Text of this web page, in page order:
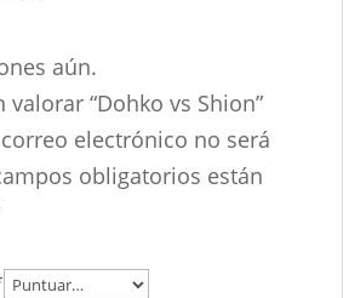
aún.
“Dohko vs Shion”
electrónico no será
obligatorios están